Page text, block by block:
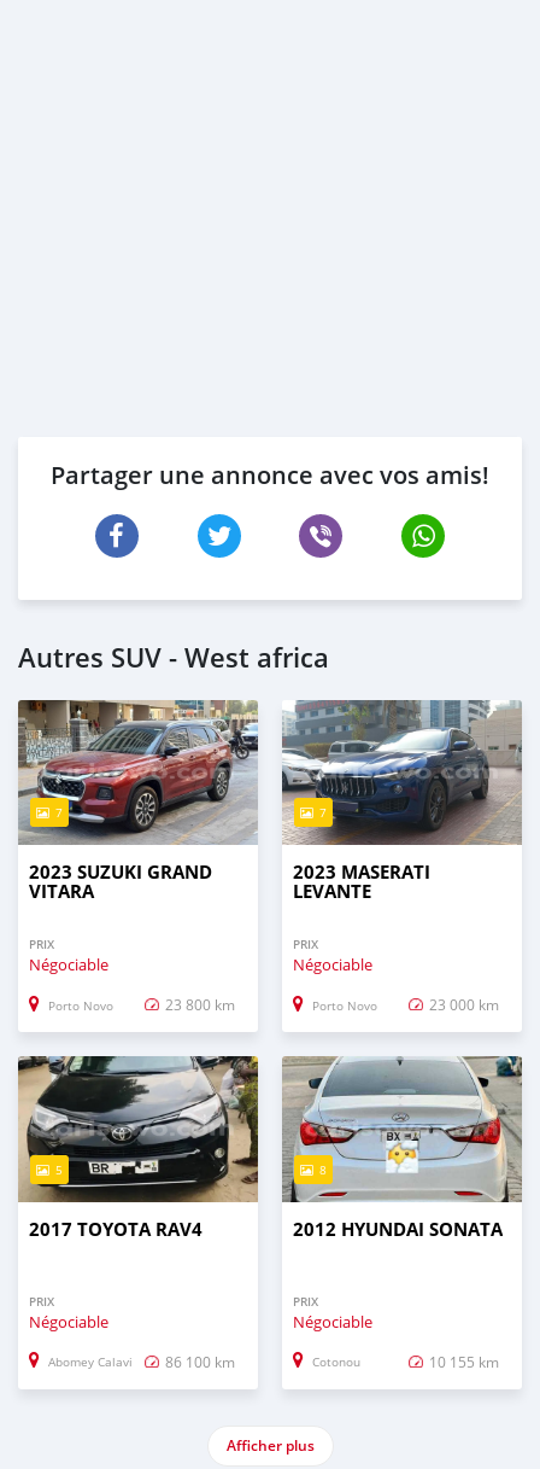
Partager une annonce avec vos amis!
Autres SUV - West africa
7
2023 SUZUKI GRAND
VITARA
PRIX
Négociable
Porto Novo 23 800 km
7
2023 MASERATI
LEVANTE
PRIX
Négociable
Porto Novo 23 000 km
5
2017 TOYOTA RAV4
PRIX
Négociable
Abomey Calavi 86 100 km
8
2012 HYUNDAI SONATA
PRIX
Négociable
Cotonou 10 155 km
Afficher plus